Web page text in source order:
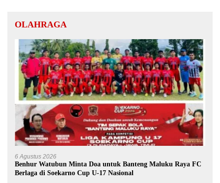
OLAHRAGA
6 Agustus 2026
Benhur Watubun Minta Doa untuk Banteng Maluku Raya FC
Berlaga di Soekarno Cup U-17 Nasional